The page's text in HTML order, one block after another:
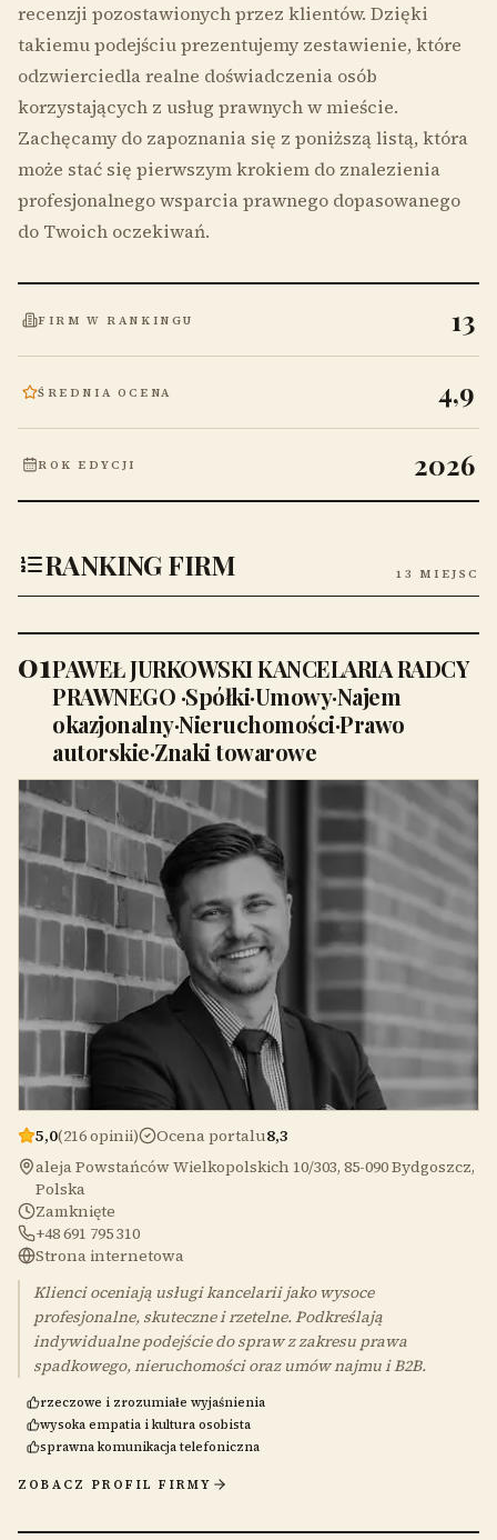
recenzji pozostawionych przez klientów. Dzięki
takiemu podejściu prezentujemy zestawienie, które
odzwierciedla realne doświadczenia osób
korzystających z usług prawnych w mieście.
Zachęcamy do zapoznania się z poniższą listą, która
może stać się pierwszym krokiem do znalezienia
profesjonalnego wsparcia prawnego dopasowanego
do Twoich oczekiwań.
FIRM W RANKINGU 13
ŚREDNIA OCENA 4,9
ROK EDYCJI 2026
RANKING FIRM 13 MIEJSC
01PAWEŁ JURKOWSKI KANCELARIA RADCY
PRAWNEGO ·Spółki·Umowy·Najem
okazjonalny·Nieruchomości·Prawo
autorskie·Znaki towarowe
5,0(216 opinii) Ocena portalu8,3
aleja Powstańców Wielkopolskich 10/303, 85-090 Bydgoszcz,
Polska
Zamknięte
+48 691 795 310
Strona internetowa
Klienci oceniają usługi kancelarii jako wysoce
profesjonalne, skuteczne i rzetelne. Podkreślają
indywidualne podejście do spraw z zakresu prawa
spadkowego, nieruchomości oraz umów najmu i B2B.
rzeczowe i zrozumiałe wyjaśnienia
wysoka empatia i kultura osobista
sprawna komunikacja telefoniczna
ZOBACZ PROFIL FIRMY